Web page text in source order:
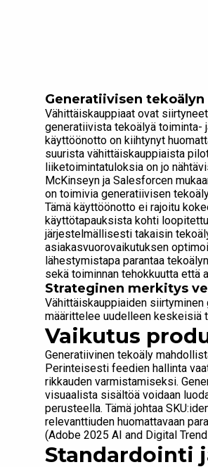
Generatiivisen
Vähittäiskauppiaat ovat
generatiivista tekoälyä toiminta-
käyttöönotto on kiihtynyt
suurista vähittäiskauppiaista
liiketoimintatuloksia on jo
McKinseyn ja Salesforcen
on toimivia generatiivisen
Tämä käyttöönotto ei rajoitu
käyttötapauksista kohti
järjestelmällisesti takaisin
asiakasvuorovaikutuksen
lähestymistapa parantaa
sekä toiminnan tehokkuutta että
Strateginen merkitys
Vähittäiskauppiaiden siirtyminen
määrittelee uudelleen keskeisiä
Vaikutus
Generatiivinen tekoäly
Perinteisesti feedien hallinta
rikkauden varmistamiseksi.
visuaalista sisältöä voidaan
perusteella. Tämä johtaa
relevanttiuden huomattavaan
(Adobe 2025 AI and Digital
Standardointi